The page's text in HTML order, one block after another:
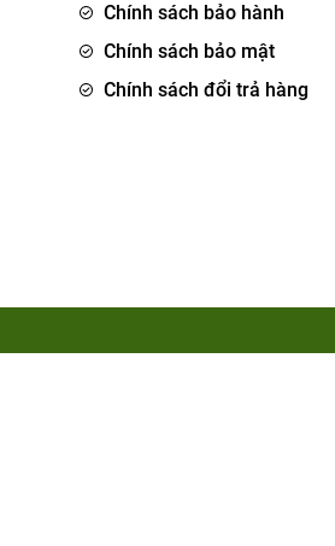
Chính sách bảo hành
Chính sách bảo mật
Chính sách đổi trả hàng